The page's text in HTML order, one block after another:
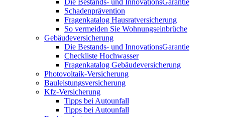
Die Bestands- und InnovationsGarantie
Schadenprävention
Fragenkatalog Hausratversicherung
So vermeiden Sie Wohnungseinbrüche
Gebäudeversicherung
Die Bestands- und InnovationsGarantie
Checkliste Hochwasser
Fragenkatalog Gebäudeversicherung
Photovoltaik-Versicherung
Bauleistungsversicherung
Kfz-Versicherung
Tipps bei Autounfall
Tipps bei Autounfall